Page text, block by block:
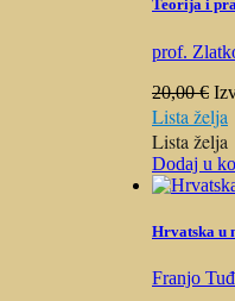
Teorija i
prof.
20,00€
Lista želja
Lista želja
Dodaj u
Hrvatska u
Franjo